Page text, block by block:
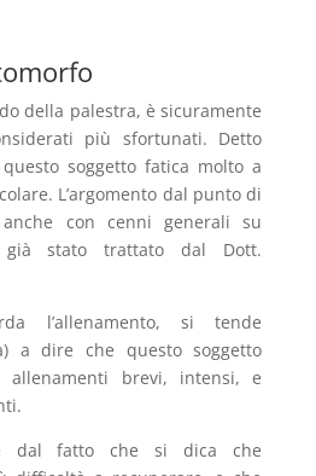
della palestra, è sicuramente
più sfortunati. Detto
questo soggetto fatica molto a
L’argomento dal punto di
con cenni generali su
stato trattato dal Dott.
l’allenamento, si tende
a dire che questo soggetto
allenamenti brevi, intensi, e
dal fatto che si dica che